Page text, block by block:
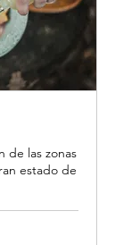
de las zonas
estado de